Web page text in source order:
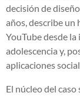
decisión de
años, describe
YouTube desde
adolescencia y,
aplicaciones
El núcleo del caso